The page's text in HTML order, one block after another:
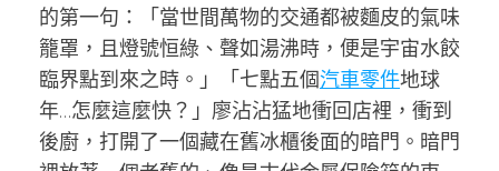
的第一句：「當世間萬物的交通都被麵皮的氣味
籠罩，且燈號恒綠、聲如湯沸時，便是宇宙水餃
臨界點到來之時。」「七點五個汽車零件地球
年…怎麼這麼快？」廖沾沾猛地衝回店裡，衝到
後廚，打開了一個藏在舊冰櫃後面的暗門。暗門